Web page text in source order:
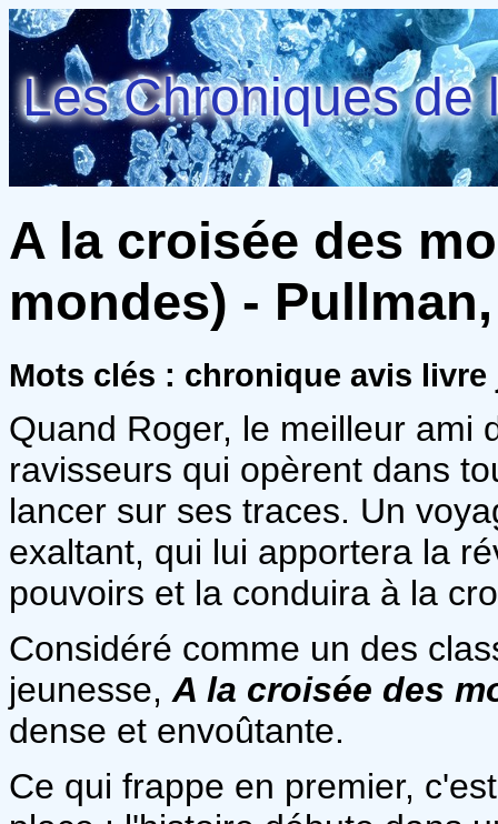
Les Chroniques de
A la croisée des
mondes) -
Mots clés : chronique avis
Quand Roger, le meilleur ami
ravisseurs qui opèrent dans
lancer sur ses traces. Un
exaltant, qui lui apportera la
pouvoirs et la conduira à la
Considéré comme un des
jeunesse, A la croisée des
dense et envoûtante.
Ce qui frappe en premier,